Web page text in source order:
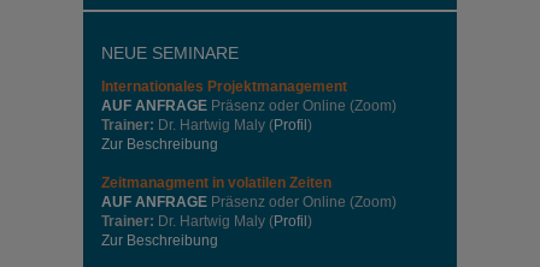
NEUE SEMINARE
Internationales Projektmanagement
AUF ANFRAGE Präsenz oder Online (Zoom)
Trainer: Dr. Hartwig Maly (Profil )
Zur Beschreibung
Zeitmanagment in volatilen Zeiten
AUF ANFRAGE Präsenz oder Online (Zoom)
Trainer: Dr. Hartwig Maly (Profil )
Zur Beschreibung